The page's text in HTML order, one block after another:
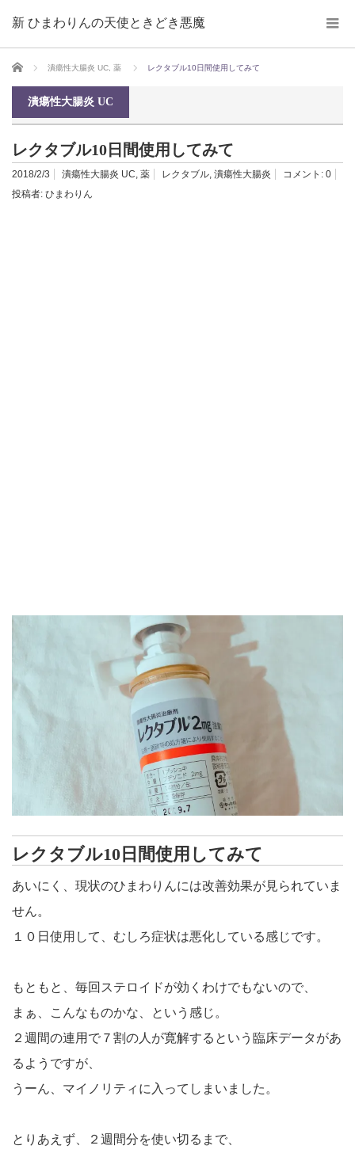
新 ひまわりんの天使ときどき悪魔
ホーム 潰瘍性大腸炎 UC 薬 レクタブル10日間使用してみて
潰瘍性大腸炎 UC
レクタブル10日間使用してみて
2018/2/3 潰瘍性大腸炎 UC, 薬 レクタブル, 潰瘍性大腸炎 コメント: 0
投稿者: ひまわりん
レクタブル10日間使用してみて
あいにく、現状のひまわりんには改善効果が見られていま
せん。
１０日使用して、むしろ症状は悪化している感じです。
もともと、毎回ステロイドが効くわけでもないので、
まぁ、こんなものかな、という感じ。
２週間の連用で７割の人が寛解するという臨床データがあ
るようですが、
うーん、マイノリティに入ってしまいました。
とりあえず、２週間分を使い切るまで、